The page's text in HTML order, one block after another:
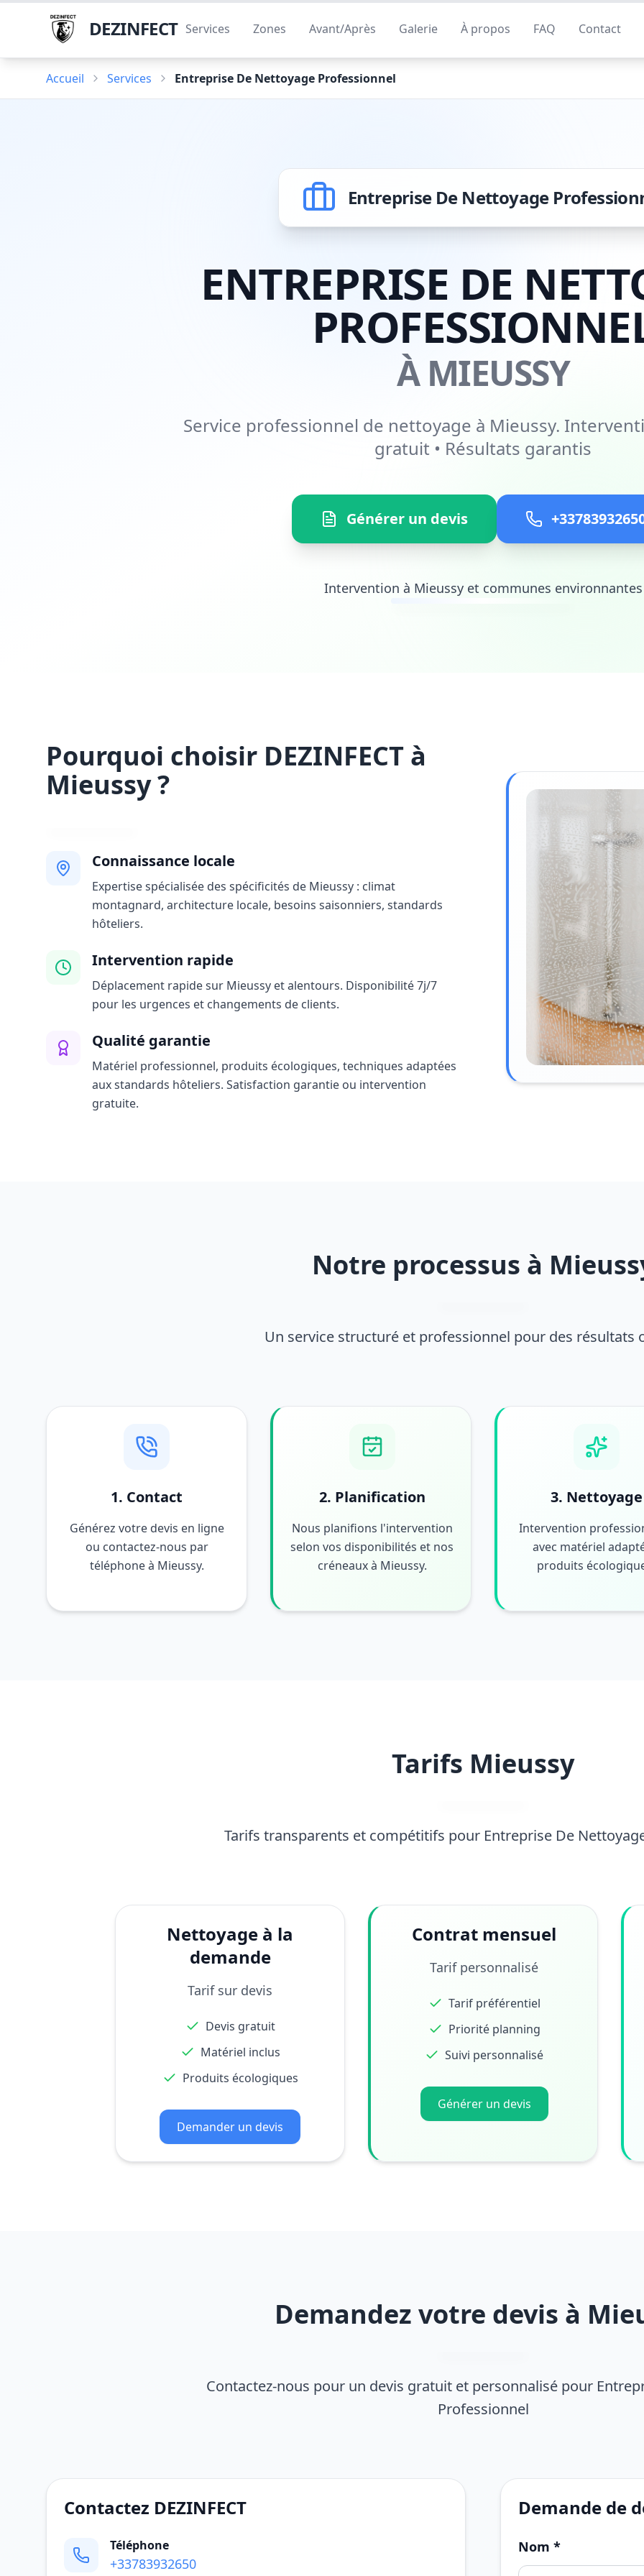
DEZINFECT Services Zones Avant/Après Galerie À propos FAQ Contact
Accueil Services Entreprise De Nettoyage Professionnel
Entreprise De Nettoyage
ENTREPRISE DE
À MIEUSSY
Service professionnel de nettoyage à Mieussy.
gratuit • Résultats garantis
Générer un devis
Intervention à Mieussy et communes environnantes
Pourquoi choisir DEZINFECT à
Mieussy ?
Connaissance locale
Expertise spécialisée des spécificités de Mieussy : climat
montagnard, architecture locale, besoins saisonniers, standards
hôteliers.
Intervention rapide
Déplacement rapide sur Mieussy et alentours. Disponibilité 7j/7
pour les urgences et changements de clients.
Qualité garantie
Matériel professionnel, produits écologiques, techniques adaptées
aux standards hôteliers. Satisfaction garantie ou intervention
gratuite.
Notre processus à
Un service structuré et professionnel pour des résultats
1. Contact
Générez votre devis en ligne
ou contactez-nous par
téléphone à Mieussy.
2. Planification
Nous planifions l'intervention
selon vos disponibilités et nos
créneaux à Mieussy.
3. Nettoyage
Intervention
avec matériel
produits
Tarifs Mieussy
Tarifs transparents et compétitifs pour Entreprise De
Nettoyage à la
demande
Tarif sur devis
Devis gratuit
Matériel inclus
Produits écologiques
Demander un devis
Contrat mensuel
Tarif personnalisé
Tarif préférentiel
Priorité planning
Suivi personnalisé
Générer un devis
Demandez votre devis à
Contactez-nous pour un devis gratuit et personnalisé pour
Professionnel
Contactez DEZINFECT
Téléphone
+33783932650
Demande de
Nom *